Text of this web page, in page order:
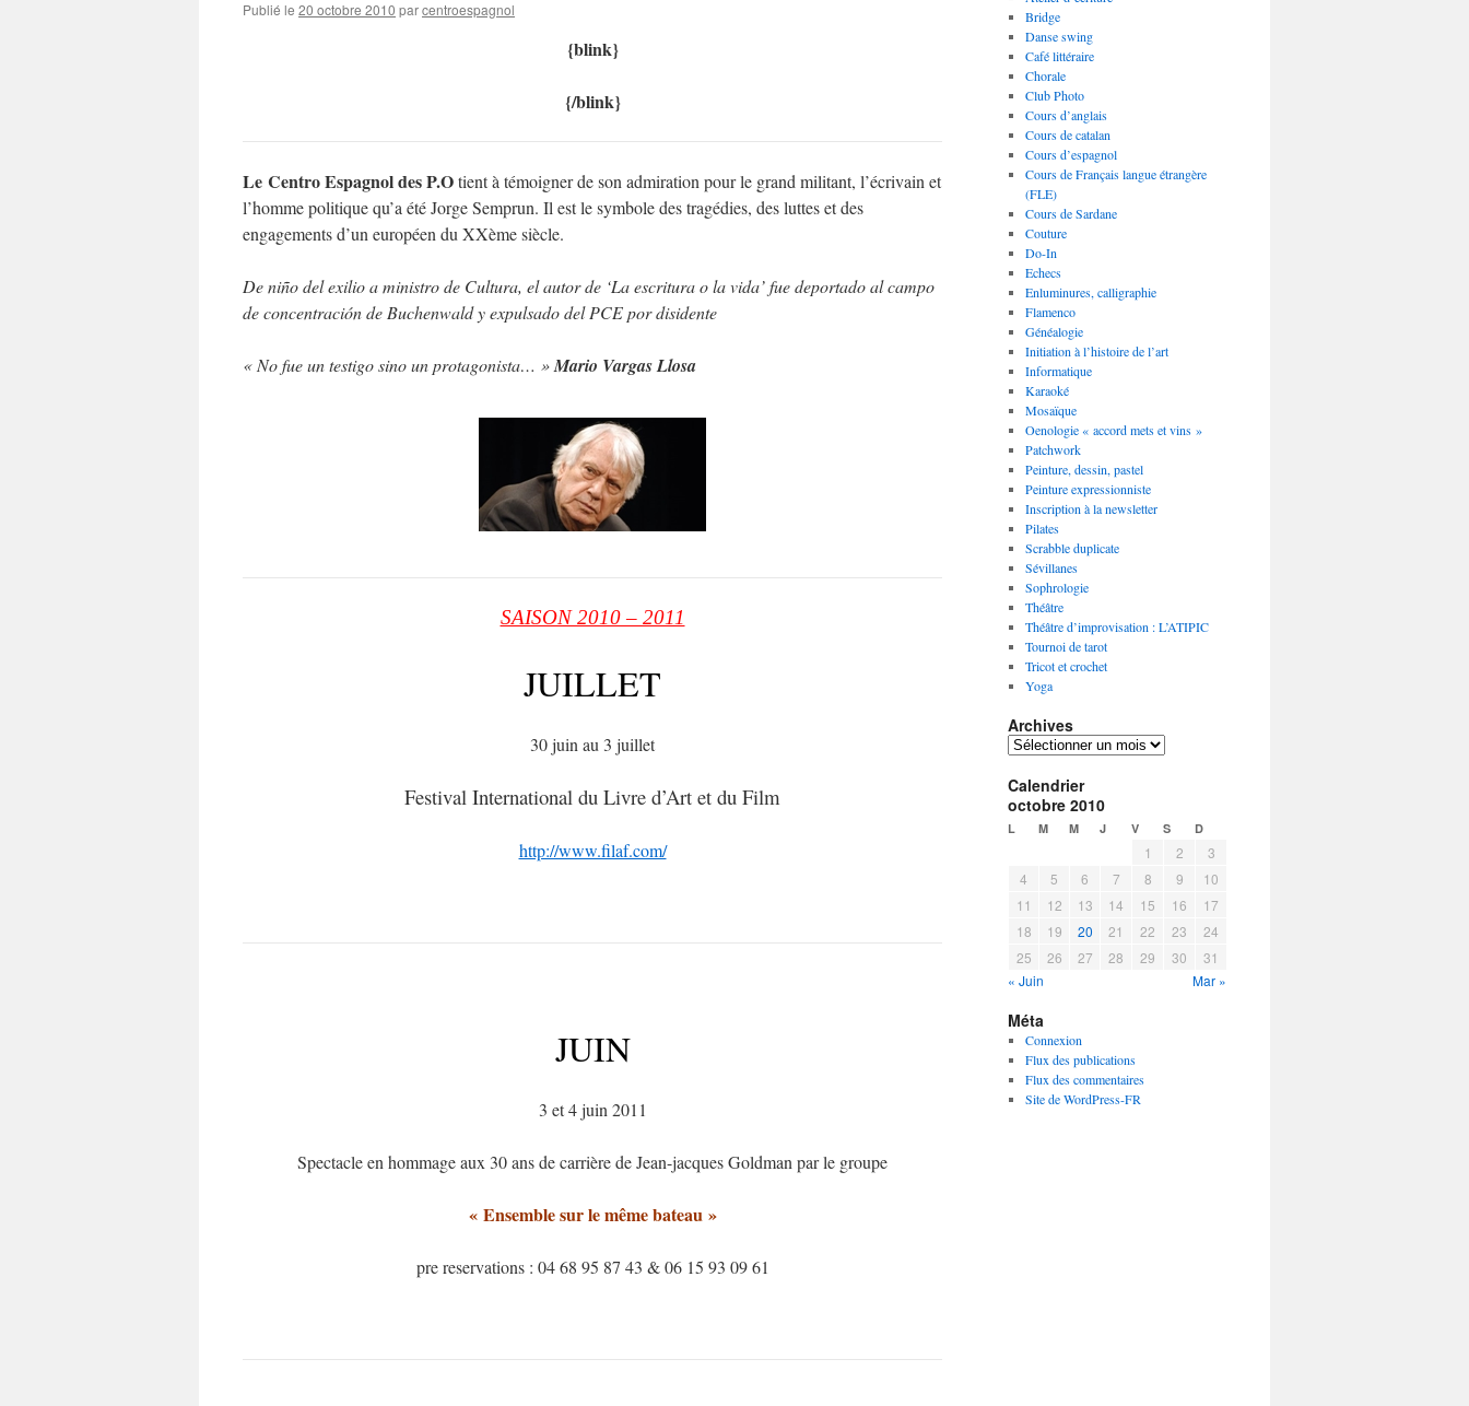
Publié le 20 octobre 2010 parcentroespagnol
{blink}
{/blink}
Le Centro Espagnol des P.Otient à témoigner de son admiration pour le grand militant, l’écrivain et
l’homme politique qu’a été Jorge Semprun. Il est le symbole des tragédies, des luttes et des
engagements d’un européen du XXème siècle.
De niño del exilio a ministro de Cultura, el autor de ‘La escritura o la vida’ fue deportado al campo
de concentración de Buchenwald y expulsado del PCE por disidente
« No fue un testigo sino un protagonista… »Mario Vargas Llosa
SAISON 2010 – 2011
JUILLET
30 juin au 3 juillet
Festival International du Livre d’Art et du Film
http://www.filaf.com/
JUIN
3 et 4 juin 2011
Spectacle en hommage aux 30 ans de carrière de Jean-jacques Goldman par le groupe
« Ensemble sur le même bateau »
pre reservations : 04 68 95 87 43 & 06 15 93 09 61
Bridge
Danse swing
Café littéraire
Chorale
Club Photo
Cours d’anglais
Cours de catalan
Cours d’espagnol
Cours de Français langue étrangère
(FLE)
Cours de Sardane
Couture
Do-In
Echecs
Enluminures, calligraphie
Flamenco
Généalogie
Initiation à l’histoire de l’art
Informatique
Karaoké
Mosaïque
Oenologie « accord mets et vins »
Patchwork
Peinture, dessin, pastel
Peinture expressionniste
Inscription à la newsletter
Pilates
Scrabble duplicate
Sévillanes
Sophrologie
Théâtre
Théâtre d’improvisation : L’ATIPIC
Tournoi de tarot
Tricot et crochet
Yoga
Archives
A
c
h
i
Calendrier
octobre 2010
L M M J V S D
1 2
3
4
5 6 7 8 9
10
11
12 13 14 15 16
17
18
19 20 21 22 23
24
25
26 27 28 29 30
31
« Juin
Mar »
Méta
Connexion
Flux des publications
Flux des commentaires
Site de WordPress-FR